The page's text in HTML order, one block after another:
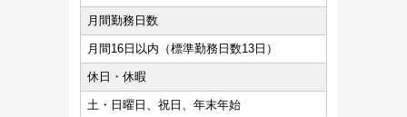
月間勤務日数
月間16日以内（標準勤務日数13日）
休日・休暇
土・日曜日、祝日、年末年始